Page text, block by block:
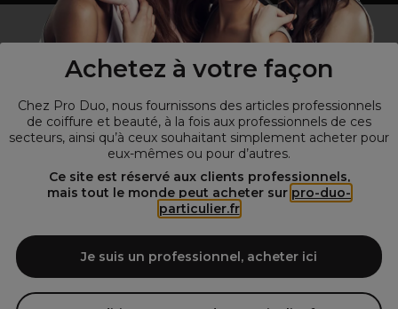
Achetez à votre façon
Chez Pro Duo, nous fournissons des articles professionnels
de coiffure et beauté, à la fois aux professionnels de ces
secteurs, ainsi qu’à ceux souhaitant simplement acheter pour
eux-mêmes ou pour d’autres.
Ce site est réservé aux clients professionnels,
mais tout le monde peut acheter sur pro-duo-
particulier.fr
Je suis un professionnel, acheter ici
Vous n’êtes pas un professionnel ?
Visitez notre site pourles particuliers!
© Tous droits réservés © Pro-Duo2026
Spécialiste de la coiffure et de la beauté, nous vous proposons une
l'esthétique autour d'un choix de grandes marques qui font de Pro-